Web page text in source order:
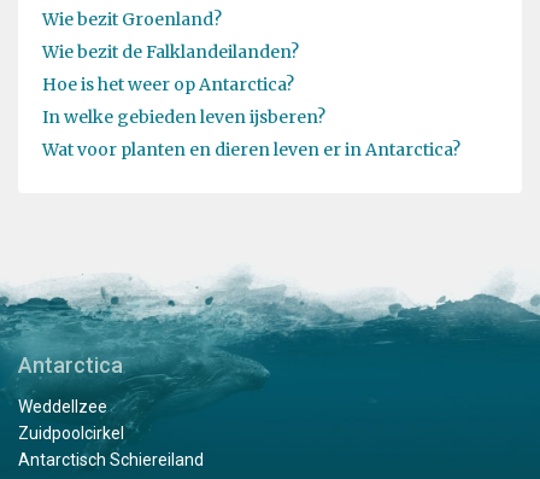
Wie bezit Groenland?
Wie bezit de Falklandeilanden?
Hoe is het weer op Antarctica?
In welke gebieden leven ijsberen?
Wat voor planten en dieren leven er in Antarctica?
Antarctica
Weddellzee
Zuidpoolcirkel
Antarctisch Schiereiland